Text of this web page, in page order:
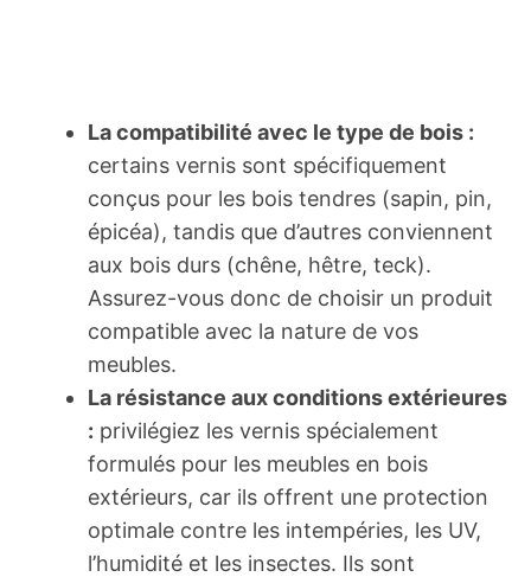
La compatibilité avec le type de bois :
certains vernis sont spécifiquement
conçus pour les bois tendres (sapin, pin,
épicéa), tandis que d’autres conviennent
aux bois durs (chêne, hêtre, teck).
Assurez-vous donc de choisir un produit
compatible avec la nature de vos
meubles.
La résistance aux conditions extérieures
: privilégiez les vernis spécialement
formulés pour les meubles en bois
extérieurs, car ils offrent une protection
optimale contre les intempéries, les UV,
l’humidité et les insectes. Ils sont